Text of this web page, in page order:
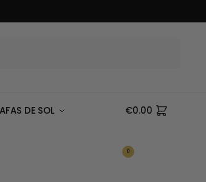
DE SOL €0.00
0